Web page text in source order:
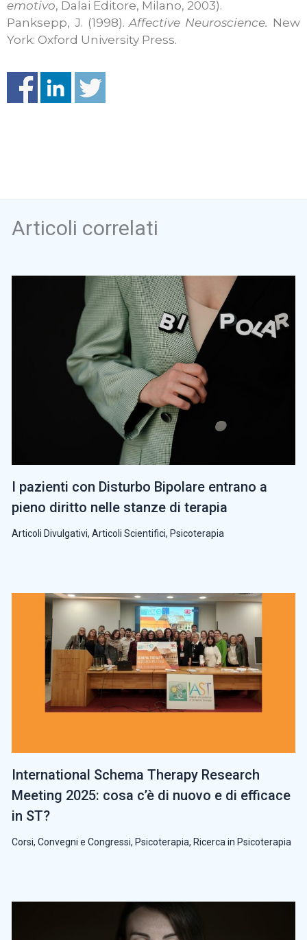
emotivo, Dalai Editore, Milano, 2003).
Panksepp, J. (1998).Affective Neuroscience. New
York: Oxford University Press.
Articoli correlati
I pazienti con Disturbo Bipolare entrano a
pieno diritto nelle stanze di terapia
Articoli Divulgativi, Articoli Scientifici, Psicoterapia
International Schema Therapy Research
Meeting 2025: cosa c’è di nuovo e di efficace
in ST?
Corsi, Convegni e Congressi, Psicoterapia, Ricerca in Psicoterapia